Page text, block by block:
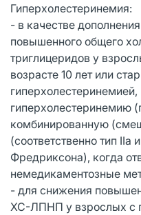
Гиперхолестеринемия:
- в качестве
повышенного общего
триглицеридов у
возрасте 10 лет или
гиперхолестеринемию
комбинированную
(соответственно тип IIa
Фредриксона), когда
немедикаментозные
- для снижения
ХС-ЛПНП у взрослых с